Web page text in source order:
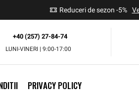
Reduceri de sezon -5%
+40 (257) 27-84-74
LUNI-VINERI | 9:00-17:00
PRIVACY POLICY